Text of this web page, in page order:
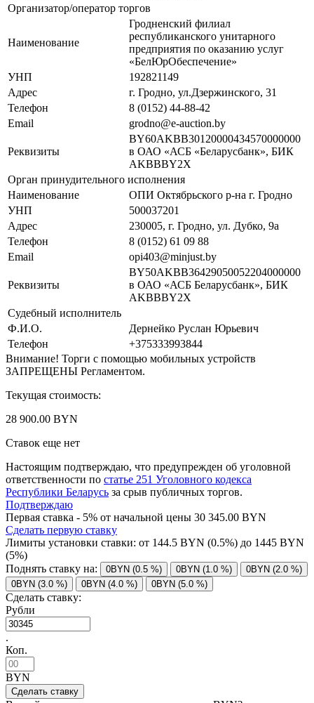
Организатор/оператор торгов
Наименование
Гродненский филиал
республиканского унитарного
предприятия по оказанию услуг
«БелЮрОбеспечение»
УНП
192821149
Адрес
г. Гродно, ул.Дзержинского, 31
Телефон
8 (0152) 44-88-42
Email
grodno@e-auction.by
Реквизиты
BY60AKBB30120000434570000000
в ОАО «АСБ «Беларусбанк», БИК
AKBBBY2X
Орган принудительного исполнения
Наименование
ОПИ Октябрьского р-на г. Гродно
УНП
500037201
Адрес
230005, г. Гродно, ул. Дубко, 9а
Телефон
8 (0152) 61 09 88
Email
opi403@minjust.by
Реквизиты
BY50AKBB36429050052204000000
в ОАО «АСБ Беларусбанк», БИК
AKBBBY2X
Судебный исполнитель
Ф.И.О.
Дернейко Руслан Юрьевич
Телефон
+375333993844
Внимание! Торги с помощью мобильных устройств
ЗАПРЕЩЕНЫ Регламентом.
Текущая стоимость:
28 900.00 BYN
Ставок еще нет
Настоящим подтверждаю, что предупрежден об уголовной
ответственности по статье 251 Уголовного кодекса
Республики Беларусь за срыв публичных торгов.
Подтверждаю
Первая ставка - 5% от начальной цены 30 345.00 BYN
Сделать первую ставку
Лимиты установки ставки: от 144.5 BYN (0.5%) до 1445 BYN
(5%)
Поднять ставку на:
0BYN (0.5 %) 0BYN (1.0 %)
0BYN (2.0 %)
0BYN (3.0 %)
0BYN (4.0 %) 0BYN (5.0 %)
Сделать ставку:
Рубли
.
Коп.
BYN